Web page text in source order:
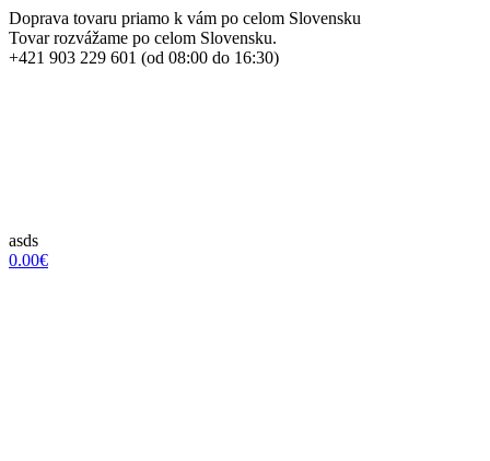
Doprava tovaru priamo k vám po celom Slovensku
Tovar rozvážame po celom Slovensku.
+421 903 229 601 (od 08:00 do 16:30)
asds
0.00€